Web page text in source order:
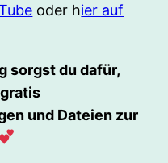
oder hier auf
sorgst du dafür,
und Dateien zur